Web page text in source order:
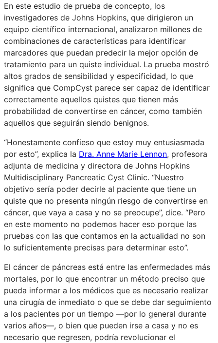
En este estudio de prueba de concepto, los
investigadores de Johns Hopkins, que dirigieron un
equipo científico internacional, analizaron millones de
combinaciones de características para identificar
marcadores que puedan predecir la mejor opción de
tratamiento para un quiste individual. La prueba mostró
altos grados de sensibilidad y especificidad, lo que
significa que CompCyst parece ser capaz de identificar
correctamente aquellos quistes que tienen más
probabilidad de convertirse en cáncer, como también
aquellos que seguirán siendo benignos.
“Honestamente confieso que estoy muy entusiasmada
por esto”, explica la Dra. Anne Marie Lennon, profesora
adjunta de medicina y directora de Johns Hopkins
Multidisciplinary Pancreatic Cyst Clinic. “Nuestro
objetivo sería poder decirle al paciente que tiene un
quiste que no presenta ningún riesgo de convertirse en
cáncer, que vaya a casa y no se preocupe”, dice. “Pero
en este momento no podemos hacer eso porque las
pruebas con las que contamos en la actualidad no son
lo suficientemente precisas para determinar esto”.
El cáncer de páncreas está entre las enfermedades más
mortales, por lo que encontrar un método preciso que
pueda informar a los médicos que es necesario realizar
una cirugía de inmediato o que se debe dar seguimiento
a los pacientes por un tiempo —por lo general durante
varios años—, o bien que pueden irse a casa y no es
necesario que regresen, podría revolucionar el